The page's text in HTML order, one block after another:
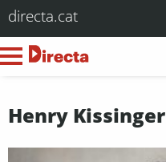
directa.cat
Henry Kissinger